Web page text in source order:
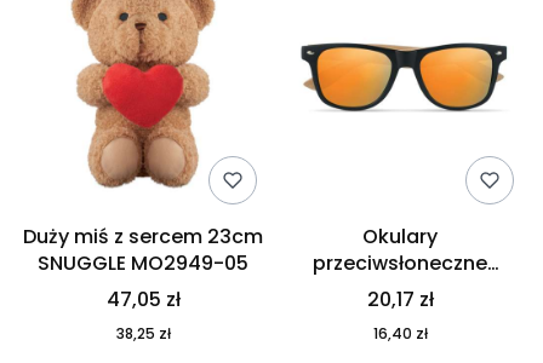
Duży miś z sercem 23cm
SNUGGLE MO2949-05
47,05 zł
38,25 zł
Okulary
przeciwsłoneczne
CALIFORNIA TOUCH
MO9617-10
20,17 zł
16,40 zł